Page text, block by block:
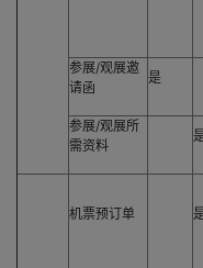
参展/观展邀
请函
是
参展/观展所
需资料
机票预订单